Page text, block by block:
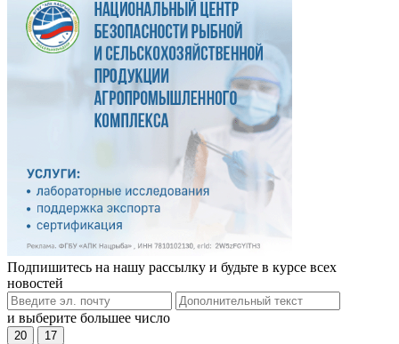
Подпишитесь на нашу рассылку и будьте в курсе всех
новостей
и выберите большее число
20 17